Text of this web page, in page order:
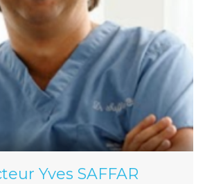
Yves SAFFAR